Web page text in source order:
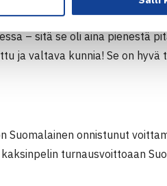
– sitä se oli aina pienestä
ja valtava kunnia! Se on hyvä
onnistunut
turnausvoittoaan